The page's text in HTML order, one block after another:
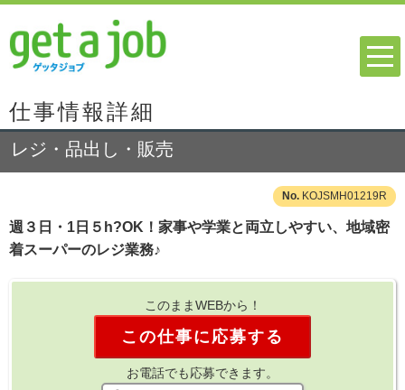
仕事情報詳細
レジ・品出し・販売
KOJSMH01219R
週３日・1日５h?OK！家事や学業と両立しやすい、地域密
着スーパーのレジ業務♪
このままWEBから！
この仕事に応募する
お電話でも応募できます。